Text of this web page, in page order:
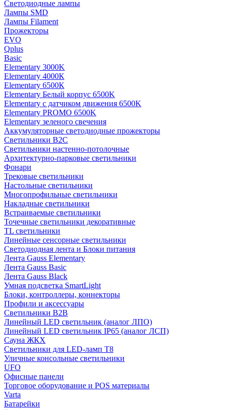
Светодиодные лампы
Лампы SMD
Лампы Filament
Прожекторы
EVO
Qplus
Basic
Elementary 3000K
Elementary 4000К
Elementary 6500К
Elementary Белый корпус 6500K
Elementary с датчиком движения 6500K
Elementary PROMO 6500K
Elementary зеленого свечения
Аккумуляторные светодиодные прожекторы
Светильники B2C
Светильники настенно-потолочные
Архитектурно-парковые светильники
Фонари
Трековые светильники
Настольные светильники
Многопрофильные светильники
Накладные светильники
Встраиваемые светильники
Точечные светильники декоративные
TL светильники
Линейные сенсорные светильники
Светодиодная лента и Блоки питания
Лента Gauss Elementary
Лента Gauss Basic
Лента Gauss Black
Умная подсветка SmartLight
Блоки, контроллеры, коннекторы
Профили и аксессуары
Светильники B2B
Линейный LED светильник (аналог ЛПО)
Линейный LED светильник IP65 (аналог ЛСП)
Сауна ЖКХ
Светильники для LED-ламп T8
Уличные консольные светильники
UFO
Офисные панели
Торговое оборудование и POS материалы
Varta
Батарейки